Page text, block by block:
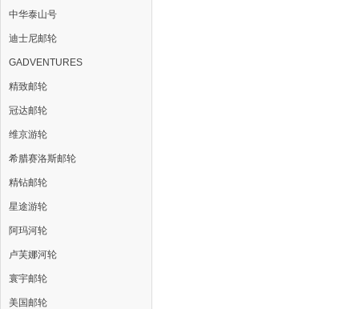
中华泰山号
迪士尼邮轮
GADVENTURES
精致邮轮
冠达邮轮
维京游轮
希腊赛洛斯邮轮
精钻邮轮
星途游轮
阿玛河轮
卢芙娜河轮
寰宇邮轮
美国邮轮